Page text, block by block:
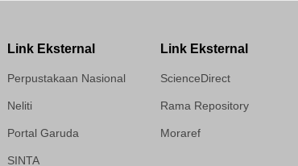
Link Eksternal
Perpustakaan Nasional
Neliti
Portal Garuda
SINTA
Link Eksternal
ScienceDirect
Rama Repository
Moraref